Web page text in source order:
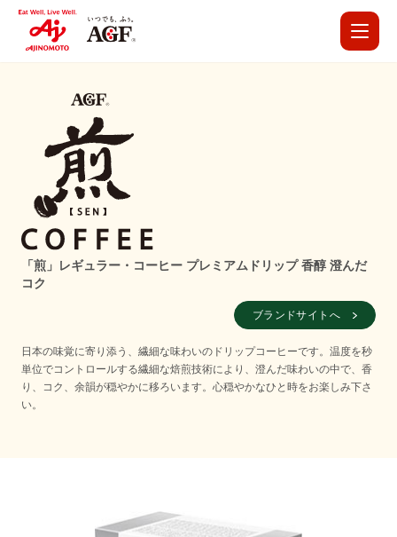
「煎」レギュラー・コーヒー プレミアムドリップ 香醇 澄んだ
コク
ブランドサイトへ
日本の味覚に寄り添う、繊細な味わいのドリップコーヒーです。温度を秒
単位でコントロールする繊細な焙煎技術により、澄んだ味わいの中で、香
り、コク、余韻が穏やかに移ろいます。心穏やかなひと時をお楽しみ下さ
い。